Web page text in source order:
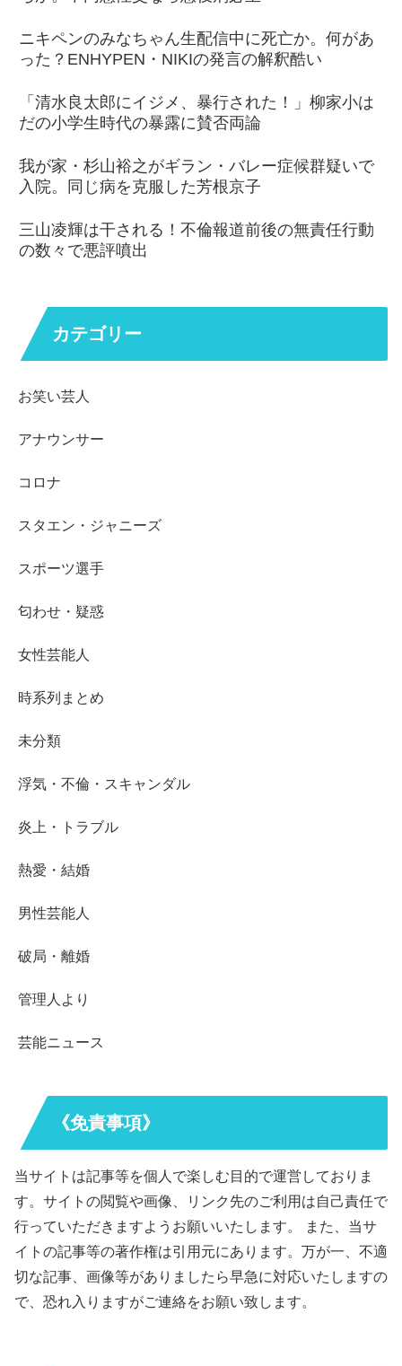
ニキペンのみなちゃん生配信中に死亡か。何があ
った？ENHYPEN・NIKIの発言の解釈酷い
「清水良太郎にイジメ、暴行された！」柳家小は
だの小学生時代の暴露に賛否両論
我が家・杉山裕之がギラン・バレー症候群疑いで
入院。同じ病を克服した芳根京子
三山凌輝は干される！不倫報道前後の無責任行動
の数々で悪評噴出
カテゴリー
お笑い芸人
アナウンサー
コロナ
スタエン・ジャニーズ
スポーツ選手
匂わせ・疑惑
女性芸能人
時系列まとめ
未分類
浮気・不倫・スキャンダル
炎上・トラブル
熱愛・結婚
男性芸能人
破局・離婚
管理人より
芸能ニュース
《免責事項》
当サイトは記事等を個人で楽しむ目的で運営しておりま
す。サイトの閲覧や画像、リンク先のご利用は自己責任で
行っていただきますようお願いいたします。 また、当サ
イトの記事等の著作権は引用元にあります。万が一、不適
切な記事、画像等がありましたら早急に対応いたしますの
で、恐れ入りますがご連絡をお願い致します。